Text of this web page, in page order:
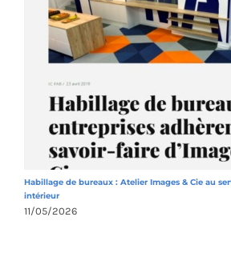
Habillage de bureaux : Atelier Images & Cie au
intérieur
11/05/2026